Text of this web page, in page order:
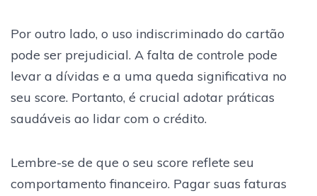
Por outro lado, o uso indiscriminado do cartão
pode ser prejudicial. A falta de controle pode
levar a dívidas e a uma queda significativa no
seu score. Portanto, é crucial adotar práticas
saudáveis ao lidar com o crédito.
Lembre-se de que o seu score reflete seu
comportamento financeiro. Pagar suas faturas